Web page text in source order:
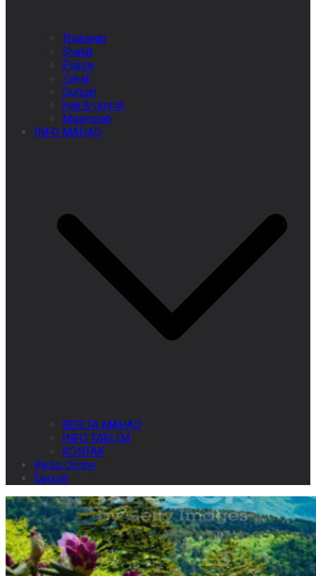
Thaharah
Shalat
Puasa
Zakat
Qurban
Haji & Umroh
Muamalah
INFO MAHAD
BERITA MAHAD
INFO TAKLIM
KONTAK
Radio Online
Dauroh